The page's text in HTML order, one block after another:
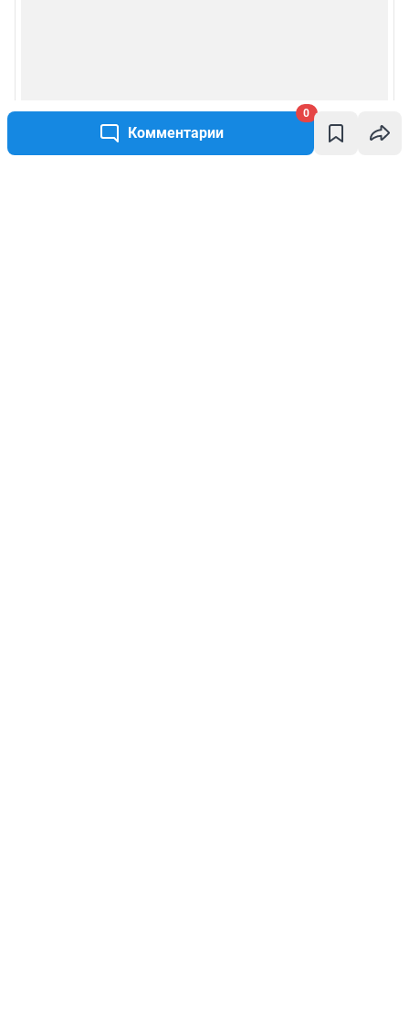
Комментарии
0